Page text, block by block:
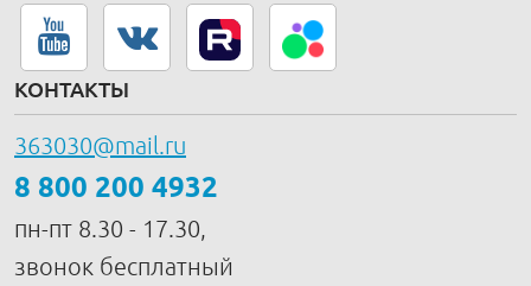
КОНТАКТЫ
363030@mail.ru
8 800 200 4932
пн-пт 8.30 - 17.30,
звонок бесплатный